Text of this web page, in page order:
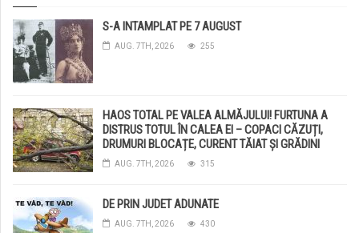
S-A INTAMPLAT PE 7 AUGUST
AUG. 7TH, 2026 255
HAOS TOTAL PE VALEA ALMĂJULUI! FURTUNA A
DISTRUS TOTUL ÎN CALEA EI – COPACI CĂZUȚI,
DRUMURI BLOCAȚE, CURENT TĂIAT ȘI GRĂDINI
DISTRUSE DE GRINDINĂ!
AUG. 7TH, 2026 315
DE PRIN JUDET ADUNATE
AUG. 7TH, 2026 430